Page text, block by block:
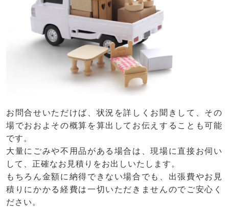
お問合せいただけば、状況を詳しくお聞きして、その
場でおおよその概算を算出してお伝えすることも可能
です。
大量にごみや不用品がある場合は、現場に直接お伺い
して、正確なお見積りをお出しいたします。
もちろん金額に納得できない場合でも、出張費やお見
積りにかかる経費は一切いただきませんのでご安心く
ださい。